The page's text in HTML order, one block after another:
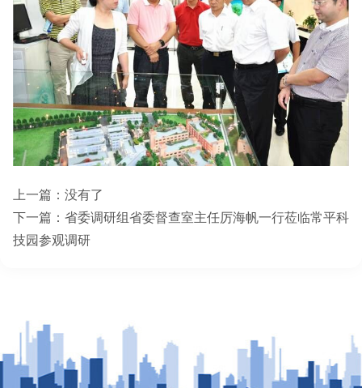
上一篇：没有了
下一篇： 省委调研组省委督查室主任厉海帆一行莅临常平科
技园参观调研